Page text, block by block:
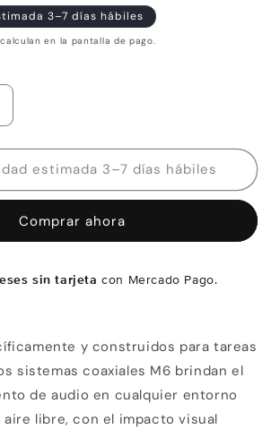
3–7 días hábiles
en la pantalla de pago.
650X-
marinos
Disponibilidad estimada 3–7 días hábiles
Comprar ahora
sin tarjeta con Mercado Pago.
y construidos para tareas
sistemas coaxiales M6 brindan el
de audio en cualquier entorno
aire libre, con el impacto visual